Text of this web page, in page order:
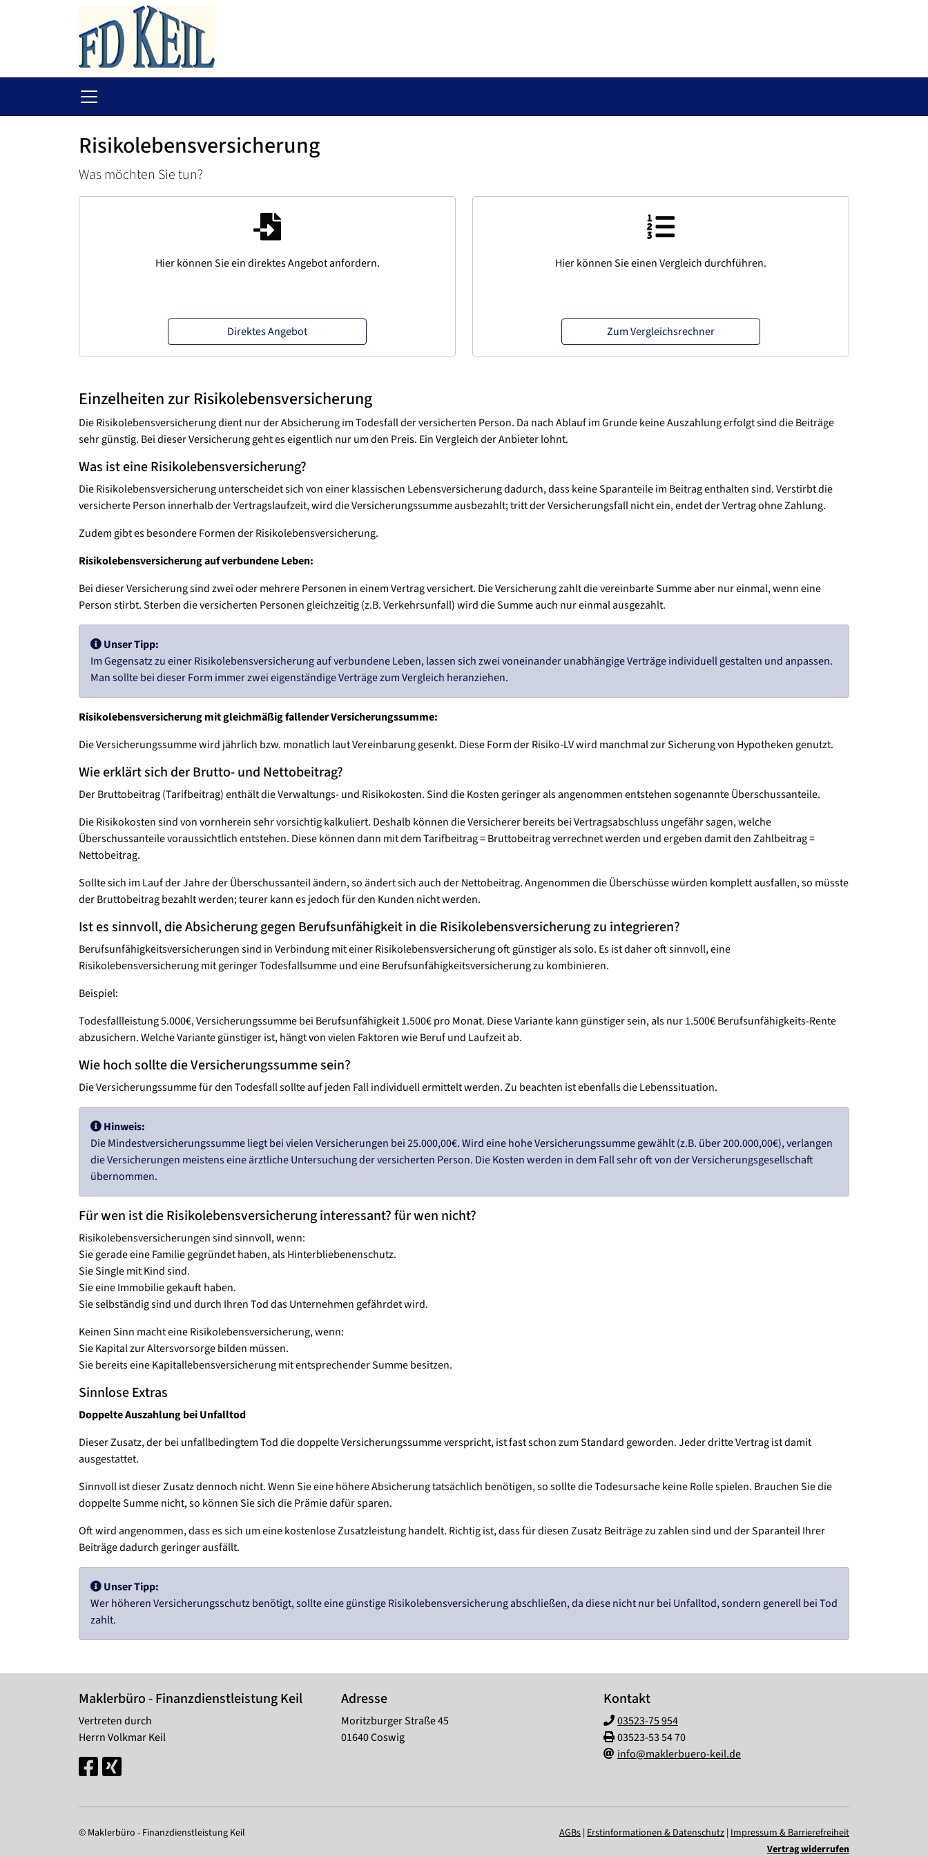
Risikolebensversicherung
Was möchten Sie tun?
Hier können Sie ein direktes Angebot anfordern.
Direktes Angebot
Hier können Sie einen Vergleich durchführen.
Zum Vergleichsrechner
Einzelheiten zur Risikolebensversicherung
Die Risikolebensversicherung dient nur der Absicherung im Todesfall der versicherten Person. Da nach Ablauf im Grunde keine Auszahlung erfolgt sind die Beiträge
sehr günstig. Bei dieser Versicherung geht es eigentlich nur um den Preis. Ein Vergleich der Anbieter lohnt.
Was ist eine Risikolebensversicherung?
Die Risikolebensversicherung unterscheidet sich von einer klassischen Lebensversicherung dadurch, dass keine Sparanteile im Beitrag enthalten sind. Verstirbt die
versicherte Person innerhalb der Vertragslaufzeit, wird die Versicherungssumme ausbezahlt; tritt der Versicherungsfall nicht ein, endet der Vertrag ohne Zahlung.
Zudem gibt es besondere Formen der Risikolebensversicherung.
Risikolebensversicherung auf verbundene Leben:
Bei dieser Versicherung sind zwei oder mehrere Personen in einem Vertrag versichert. Die Versicherung zahlt die vereinbarte Summe aber nur einmal, wenn eine
Person stirbt. Sterben die versicherten Personen gleichzeitig (z.B. Verkehrsunfall) wird die Summe auch nur einmal ausgezahlt.
Unser Tipp:
Im Gegensatz zu einer Risikolebensversicherung auf verbundene Leben, lassen sich zwei voneinander unabhängige Verträge individuell gestalten und anpassen.
Man sollte bei dieser Form immer zwei eigenständige Verträge zum Vergleich heranziehen.
Risikolebensversicherung mit gleichmäßig fallender Versicherungssumme:
Die Versicherungssumme wird jährlich bzw. monatlich laut Vereinbarung gesenkt. Diese Form der Risiko-LV wird manchmal zur Sicherung von Hypotheken genutzt.
Wie erklärt sich der Brutto- und Nettobeitrag?
Der Bruttobeitrag (Tarifbeitrag) enthält die Verwaltungs- und Risikokosten. Sind die Kosten geringer als angenommen entstehen sogenannte Überschussanteile.
Die Risikokosten sind von vornherein sehr vorsichtig kalkuliert. Deshalb können die Versicherer bereits bei Vertragsabschluss ungefähr sagen, welche
Überschussanteile voraussichtlich entstehen. Diese können dann mit dem Tarifbeitrag = Bruttobeitrag verrechnet werden und ergeben damit den Zahlbeitrag =
Nettobeitrag.
Sollte sich im Lauf der Jahre der Überschussanteil ändern, so ändert sich auch der Nettobeitrag. Angenommen die Überschüsse würden komplett ausfallen, so müsste
der Bruttobeitrag bezahlt werden; teurer kann es jedoch für den Kunden nicht werden.
Ist es sinnvoll, die Absicherung gegen Berufsunfähigkeit in die Risikolebensversicherung zu integrieren?
Berufsunfähigkeitsversicherungen sind in Verbindung mit einer Risikolebensversicherung oft günstiger als solo. Es ist daher oft sinnvoll, eine
Risikolebensversicherung mit geringer Todesfallsumme und eine Berufsunfähigkeitsversicherung zu kombinieren.
Beispiel:
Todesfallleistung 5.000€, Versicherungssumme bei Berufsunfähigkeit 1.500€ pro Monat. Diese Variante kann günstiger sein, als nur 1.500€ Berufsunfähigkeits-Rente
abzusichern. Welche Variante günstiger ist, hängt von vielen Faktoren wie Beruf und Laufzeit ab.
Wie hoch sollte die Versicherungssumme sein?
Die Versicherungssumme für den Todesfall sollte auf jeden Fall individuell ermittelt werden. Zu beachten ist ebenfalls die Lebenssituation.
Hinweis:
Die Mindestversicherungssumme liegt bei vielen Versicherungen bei 25.000,00€. Wird eine hohe Versicherungssumme gewählt (z.B. über 200.000,00€), verlangen
die Versicherungen meistens eine ärztliche Untersuchung der versicherten Person. Die Kosten werden in dem Fall sehr oft von der Versicherungsgesellschaft
übernommen.
Für wen ist die Risikolebensversicherung interessant? für wen nicht?
Risikolebensversicherungen sind sinnvoll, wenn:
Sie gerade eine Familie gegründet haben, als Hinterbliebenenschutz.
Sie Single mit Kind sind.
Sie eine Immobilie gekauft haben.
Sie selbständig sind und durch Ihren Tod das Unternehmen gefährdet wird.
Keinen Sinn macht eine Risikolebensversicherung, wenn:
Sie Kapital zur Altersvorsorge bilden müssen.
Sie bereits eine Kapitallebensversicherung mit entsprechender Summe besitzen.
Sinnlose Extras
Doppelte Auszahlung bei Unfalltod
Dieser Zusatz, der bei unfallbedingtem Tod die doppelte Versicherungssumme verspricht, ist fast schon zum Standard geworden. Jeder dritte Vertrag ist damit
ausgestattet.
Sinnvoll ist dieser Zusatz dennoch nicht. Wenn Sie eine höhere Absicherung tatsächlich benötigen, so sollte die Todesursache keine Rolle spielen. Brauchen Sie die
doppelte Summe nicht, so können Sie sich die Prämie dafür sparen.
Oft wird angenommen, dass es sich um eine kostenlose Zusatzleistung handelt. Richtig ist, dass für diesen Zusatz Beiträge zu zahlen sind und der Sparanteil Ihrer
Beiträge dadurch geringer ausfällt.
Unser Tipp:
Wer höheren Versicherungsschutz benötigt, sollte eine günstige Risikolebensversicherung abschließen, da diese nicht nur bei Unfalltod, sondern generell bei Tod
zahlt.
Maklerbüro - Finanzdienstleistung Keil
Vertreten durch
Herrn Volkmar Keil
Adresse
Moritzburger Straße 45
01640 Coswig
Kontakt
03523-75 954
03523-53 54 70
info@maklerbuero-keil.de
© Maklerbüro - Finanzdienstleistung Keil AGBs | Erstinformationen & Datenschutz | Impressum & Barrierefreiheit
Vertrag widerrufen